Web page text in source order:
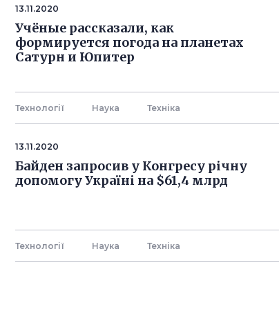
13.11.2020
Учёные рассказали, как
формируется погода на планетах
Сатурн и Юпитер
Технології Наука Технiка
13.11.2020
Байден запросив у Конгресу річну
допомогу Україні на $61,4 млрд
Технології Наука Технiка